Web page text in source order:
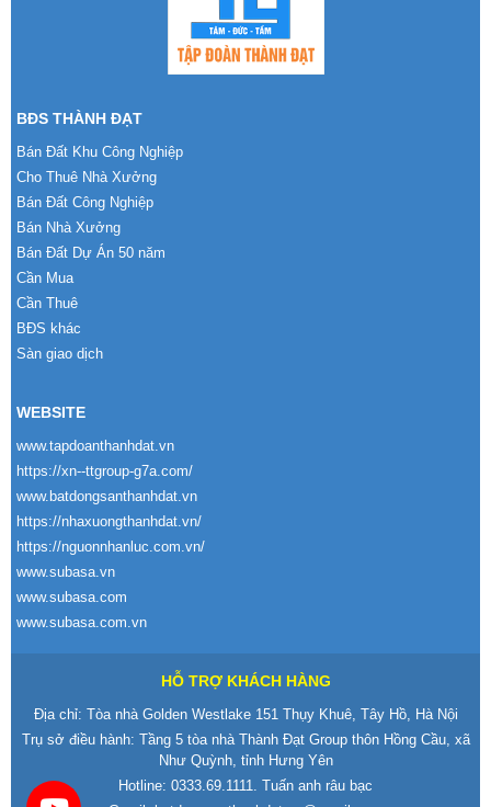
BĐS THÀNH ĐẠT
Bán Đất Khu Công Nghiệp
Cho Thuê Nhà Xưởng
Bán Đất Công Nghiệp
Bán Nhà Xưởng
Bán Đất Dự Án 50 năm
Cần Mua
Cần Thuê
BĐS khác
Sàn giao dịch
WEBSITE
www.tapdoanthanhdat.vn
https://xn--ttgroup-g7a.com/
www.batdongsanthanhdat.vn
https://nhaxuongthanhdat.vn/
https://nguonnhanluc.com.vn/
www.subasa.vn
www.subasa.com
www.subasa.com.vn
HỖ TRỢ KHÁCH HÀNG
Địa chỉ: Tòa nhà Golden Westlake 151 Thụy Khuê, Tây Hồ, Hà Nội
Trụ sở điều hành: Tầng 5 tòa nhà Thành Đạt Group thôn Hồng Cầu, xã
Như Quỳnh, tỉnh Hưng Yên
Hotline: 0333.69.1111. Tuấn anh râu bạc